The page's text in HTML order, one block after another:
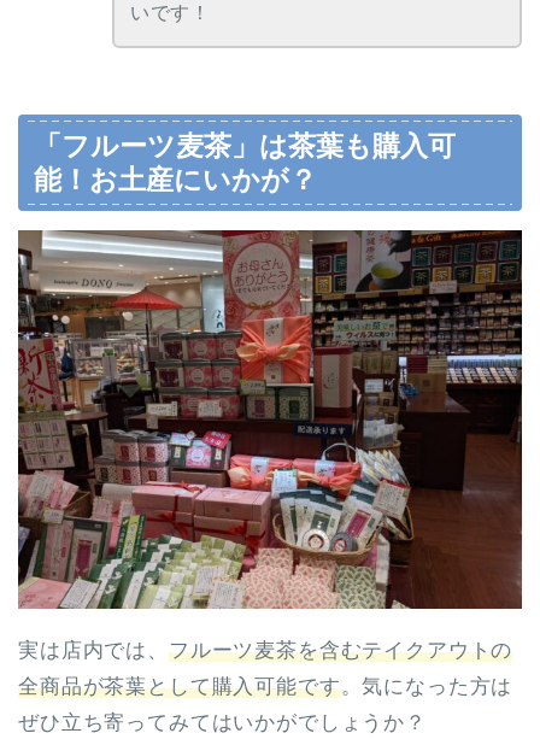
いです！
「フルーツ麦茶」は茶葉も購入可
能！お土産にいかが？
実は店内では、 フルーツ麦茶を含むテイクアウトの
全商品が茶葉として購入可能です。気になった方は
ぜひ立ち寄ってみてはいかがでしょうか？